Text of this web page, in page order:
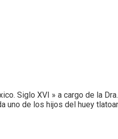
Siglo XVI » a cargo de la
uno de los hijos del huey